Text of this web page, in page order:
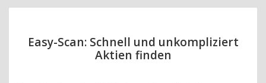
Easy-Scan: Schnell und unkompliziert
Aktien finden